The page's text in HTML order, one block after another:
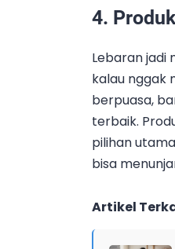
4.
Lebaran jadi
kalau nggak
berpuasa,
terbaik.
pilihan
bisa
Artikel